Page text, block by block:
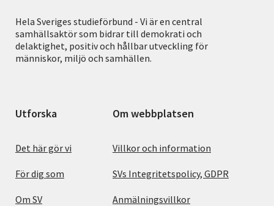
Hela Sveriges studieförbund - Vi är en central
samhällsaktör som bidrar till demokrati och
delaktighet, positiv och hållbar utveckling för
människor, miljö och samhällen.
Utforska
Det här gör vi
För dig som
Om SV
Om webbplatsen
Villkor och information
SVs Integritetspolicy, GDPR
Anmälningsvillkor